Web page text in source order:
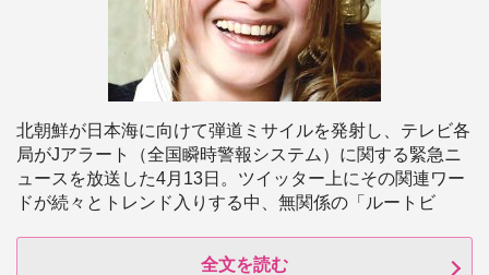
北朝鮮が日本海に向けて弾道ミサイルを発射し、テレビ各
局がJアラート（全国瞬時警報システム）に関する緊急ニ
ュースを放送した4月13日。ツイッター上にその関連ワー
ドが続々とトレンド入りする中、無関係の「ルートビ
全文を読む